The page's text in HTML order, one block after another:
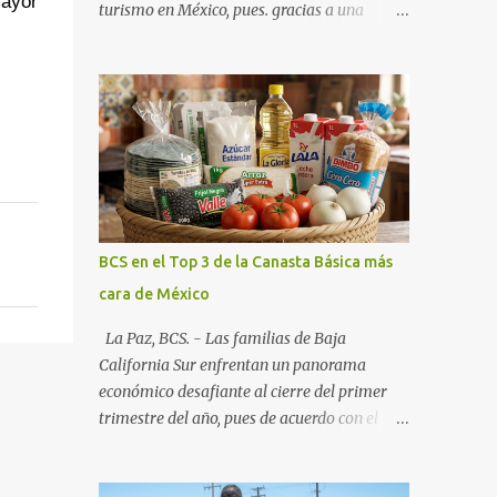
turismo en México, pues. gracias a una
fideicomisos de promoción, la entidad
proyecta un cierre de año marcado por una
ocupación hotelera robusta, una
conectividad aérea en ascenso y una
derrama económica sin precedentes. Las
proyecciones para este periodo vacacional
son optimistas, con un promedio estatal que
supera el 70% . Sin embargo, la sorpresa del
año la ha dado el norte del estado. Comondú
encabeza las expectativas con un
impresionante 89% de ocupación,
impulsado por el interés creciente en el
turismo de naturaleza. Le siguen destinos
Nuevo). La Paz: 66%. Loreto: 58%. Mulegé:
BCS en el Top 3 de la Canasta Básica más
cara de México
La Paz, BCS. - Las familias de Baja
California Sur enfrentan un panorama
económico desafiante al cierre del primer
trimestre del año, pues de acuerdo con el